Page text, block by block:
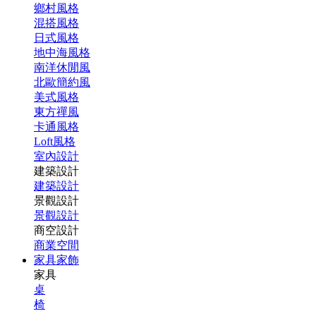
鄉村風格
混搭風格
日式風格
地中海風格
南洋休閒風
北歐簡約風
美式風格
東方禪風
卡通風格
Loft風格
室內設計
建築設計
建築設計
景觀設計
景觀設計
商空設計
商業空間
家具家飾
家具
桌
椅